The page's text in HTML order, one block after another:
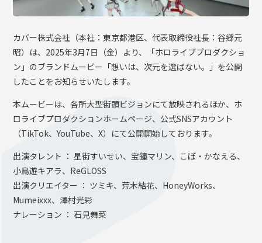
よくある質問
サポーターガイドライン
カバー株式会社（本社：東京都港区、代表取締役社⻑：⾕郷元
昭）は、2025年3⽉7⽇（金）より、「ホロライブプロダクショ
ン」のブランドムービー「想いは、次元を選ばない。」を公開
したことをお知らせいたします。
本ムービーは、各所大型街頭ビジョンにて放映されるほか、ホ
ロライブプロダクションホームページ、公式SNSアカウント
（TikTok、YouTube、X）にて公開開始しております。
出演タレント ： 星街すいせい、宝鐘マリン、こぼ・かなえる、
小鳥遊キアラ、ReGLOSS
出演クリエイター ： ツミキ、荒木結花、HoneyWorks、
Mumeixxx、澤村光彩
ナレーション ： 石見舞菜